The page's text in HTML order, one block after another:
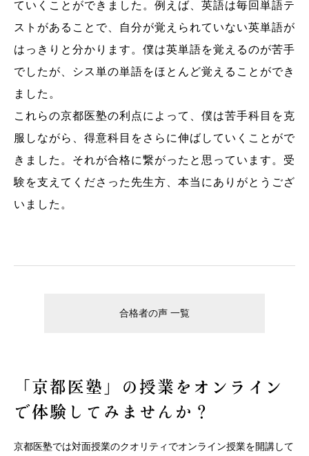
ていくことができました。例えば、英語は毎回単語テ
ストがあることで、自分が覚えられていない英単語が
はっきりと分かります。僕は英単語を覚えるのが苦手
でしたが、シス単の単語をほとんど覚えることができ
ました。
これらの京都医塾の利点によって、僕は苦手科目を克
服しながら、得意科目をさらに伸ばしていくことがで
きました。それが合格に繋がったと思っています。受
験を支えてくださった先生方、本当にありがとうござ
いました。
合格者の声 一覧
「京都医塾」の授業を オンライン
で体験してみませんか？
京都医塾では対面授業のクオリティでオンライン授業を開講して